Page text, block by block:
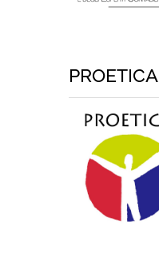
PROETICA